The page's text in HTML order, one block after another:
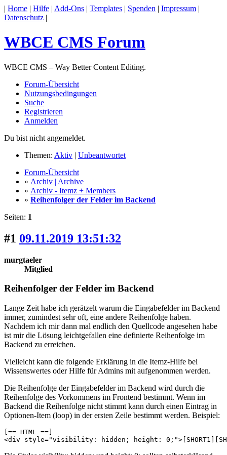
| Home | Hilfe | Add-Ons | Templates | Spenden | Impressum |
Datenschutz |
WBCE CMS Forum
WBCE CMS – Way Better Content Editing.
Forum-Übersicht
Nutzungsbedingungen
Suche
Registrieren
Anmelden
Du bist nicht angemeldet.
Themen: Aktiv | Unbeantwortet
Forum-Übersicht
» Archiv | Archive
» Archiv - Itemz + Members
» Reihenfolger der Felder im Backend
Seiten: 1
#1 09.11.2019 13:51:32
murgtaeler
Mitglied
Reihenfolger der Felder im Backend
Lange Zeit habe ich gerätzelt warum die Eingabefelder im Backend
immer, zumindest sehr oft, eine andere Reihenfolge haben.
Nachdem ich mir dann mal endlich den Quellcode angesehen habe
ist mir die Lösung leichtgefallen eine definierte Reihenfolge im
Backend zu erreichen.
Vielleicht kann die folgende Erklärung in die Itemz-Hilfe bei
Wissenswertes oder Hilfe für Admins mit aufgenommen werden.
Die Reihenfolge der Eingabefelder im Backend wird durch die
Reihenfolge des Vorkommens im Frontend bestimmt. Wenn im
Backend die Reihenfolge nicht stimmt kann durch einen Eintrag in
Optionen-Item (loop) in der ersten Zeile bestimmt werden. Beispiel:
[== HTML ==]
<div style="visibility: hidden; height: